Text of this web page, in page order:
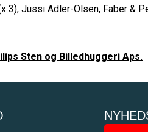
3), Jussi Adler-Olsen, Faber &
Sten og Billedhuggeri Aps.